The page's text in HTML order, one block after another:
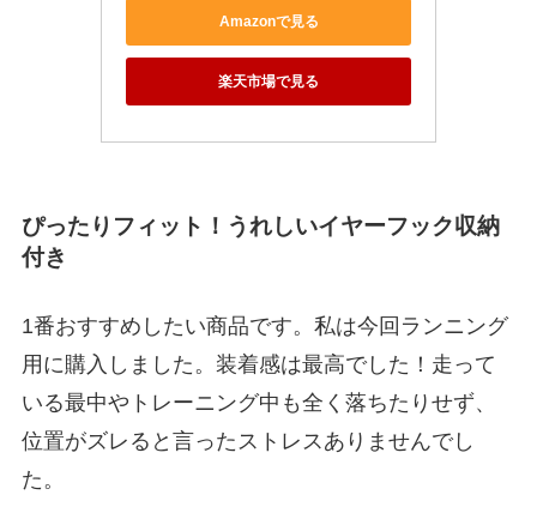
Amazonで見る
楽天市場で見る
ぴったりフィット！うれしいイヤーフック収納
付き
1番おすすめしたい商品です。私は今回ランニング
用に購入しました。装着感は最高でした！走って
いる最中やトレーニング中も全く落ちたりせず、
位置がズレると言ったストレスありませんでし
た。